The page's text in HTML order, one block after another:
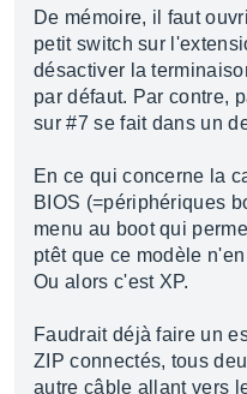
De mémoire, il faut
petit switch sur
désactiver la
par défaut. Par contre,
sur #7 se fait dans un
En ce qui concerne la
BIOS (=périphériques
menu au boot qui
ptêt que ce modèle
Ou alors c'est XP.
Faudrait déjà faire un
ZIP connectés, tous
autre câble allant vers